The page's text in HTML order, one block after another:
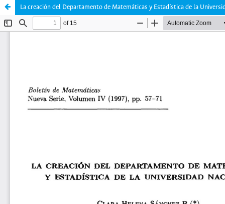
La creación del Departamento de Matemáticas y Estadística de la